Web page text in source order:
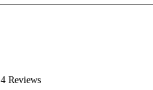
4 Reviews